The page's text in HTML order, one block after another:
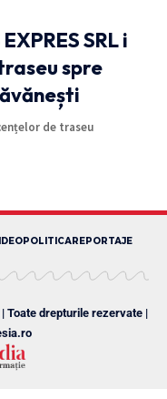
SRL i
spre
de traseu
POLITICAREPORTAJE
Toate drepturile rezervate |